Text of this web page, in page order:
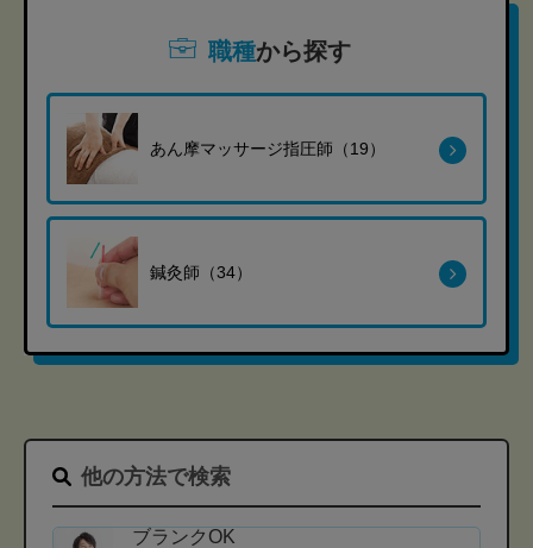
職種から探す
あん摩マッサージ指圧師（19）
鍼灸師（34）
他の方法で検索
ブランクOK